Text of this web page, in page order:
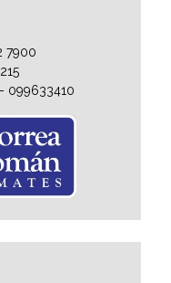
7900
099633410